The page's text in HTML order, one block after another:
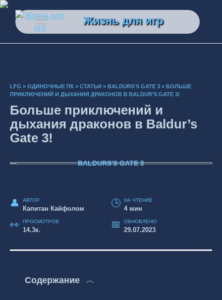
Перейти
содержанию
Жизнь для игр
LFG » ОДИНОЧНЫЕ ПК » СТАТЬИ » BALDURS'S GATE 3 » БОЛЬШЕ
ПРИКЛЮЧЕНИЙ И ДЫХАНИЯ ДРАКОНОВ В BALDUR’S GATE 3!
Больше приключений и
дыхания драконов в Baldur’s
Gate 3!
BALDURS'S GATE 3
АВТОР
Капитан Кайфолом
НА ЧТЕНИЕ
4 мин
ПРОСМОТРОВ
14.3к.
ОБНОВЛЕНО
29.07.2023
Содержание